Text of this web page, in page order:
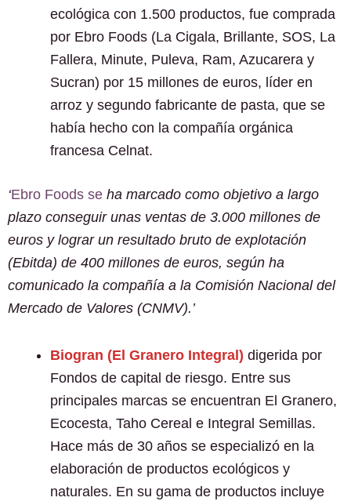
ecológica con 1.500 productos, fue comprada
por Ebro Foods (La Cigala, Brillante, SOS, La
Fallera, Minute, Puleva, Ram, Azucarera y
Sucran) por 15 millones de euros, líder en
arroz y segundo fabricante de pasta, que se
había hecho con la compañía orgánica
francesa Celnat.
‘Ebro Foods se ha marcado como objetivo a largo
plazo conseguir unas ventas de 3.000 millones de
euros y lograr un resultado bruto de explotación
(Ebitda) de 400 millones de euros, según ha
comunicado la compañía a la Comisión Nacional del
Mercado de Valores (CNMV).’
Biogran (El Granero Integral) digerida por
Fondos de capital de riesgo. Entre sus
principales marcas se encuentran El Granero,
Ecocesta, Taho Cereal e Integral Semillas.
Hace más de 30 años se especializó en la
elaboración de productos ecológicos y
naturales. En su gama de productos incluye